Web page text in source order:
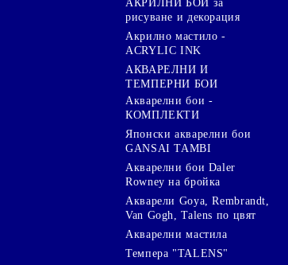
АКРИЛНИ БОИ за
рисуване и декорация
Акрилно мастило -
ACRYLIC INK
АКВАРЕЛНИ И
ТЕМПЕРНИ БОИ
Акварелни бои -
КОМПЛЕКТИ
Японски акварелни бои
GANSAI TAMBI
Акварелни бои Daler
Rowney на бройка
Акварели Goya, Rembrandt,
Van Gogh, Talens по цвят
Акварелни мастила
Темпера "TALENS"